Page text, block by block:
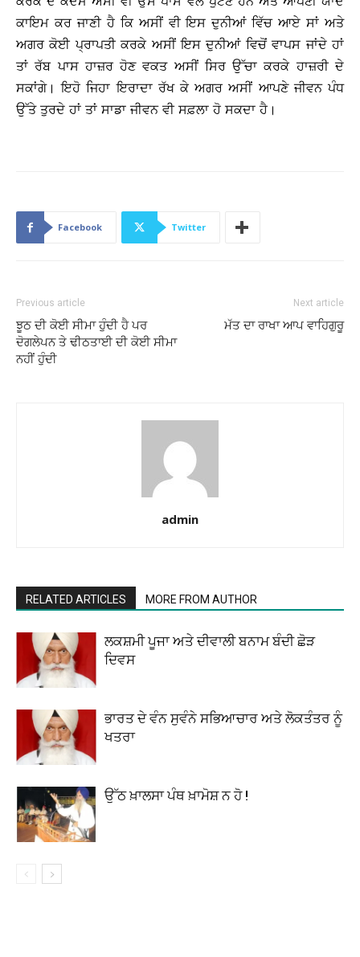
ਕਾਇਮ ਕਰ ਜਾਣੀ ਹੈ ਕਿ ਅਸੀਂ ਵੀ ਇਸ ਦੁਨੀਆਂ ਵਿੱਚ ਆਏ ਸਾਂ ਅਤੇ
ਅਗਰ ਕੋਈ ਪ੍ਰਾਪਤੀ ਕਰਕੇ ਅਸੀਂ ਇਸ ਦੁਨੀਆਂ ਵਿਚੋਂ ਵਾਪਸ ਜਾਂਦੇ ਹਾਂ
ਤਾਂ ਰੱਬ ਪਾਸ ਹਾਜ਼ਰ ਹੋਣ ਵਕਤ ਅਸੀਂ ਸਿਰ ਉੱਚਾ ਕਰਕੇ ਹਾਜ਼ਰੀ ਦੇ
ਸਕਾਂਗੇ। ਇਹੋ ਜਿਹਾ ਇਰਾਦਾ ਰੱਖ ਕੇ ਅਗਰ ਅਸੀਂ ਆਪਣੇ ਜੀਵਨ ਪੰਧ
ਉੱਤੇ ਤੁਰਦੇ ਹਾਂ ਤਾਂ ਸਾਡਾ ਜੀਵਨ ਵੀ ਸਫ਼ਲਾ ਹੋ ਸਕਦਾ ਹੈ।
Facebook Twitter
Previous article
ਝੂਠ ਦੀ ਕੋਈ ਸੀਮਾ ਹੁੰਦੀ ਹੈ ਪਰ
ਦੋਗਲੇਪਨ ਤੇ ਢੀਠਤਾਈ ਦੀ ਕੋਈ ਸੀਮਾ
ਨਹੀਂ ਹੁੰਦੀ
Next article
ਮੱਤ ਦਾ ਰਾਖਾ ਆਪ ਵਾਹਿਗੁਰੂ
admin
RELATED ARTICLES MORE FROM AUTHOR
ਲਕਸ਼ਮੀ ਪੂਜਾ ਅਤੇ ਦੀਵਾਲੀ ਬਨਾਮ ਬੰਦੀ ਛੋੜ
ਦਿਵਸ
ਭਾਰਤ ਦੇ ਵੰਨ ਸੁਵੰਨੇ ਸਭਿਆਚਾਰ ਅਤੇ ਲੋਕਤੰਤਰ ਨੂੰ
ਖਤਰਾ
ਉੱਠ ਖ਼ਾਲਸਾ ਪੰਥ ਖ਼ਾਮੋਸ਼ ਨ ਹੋ !